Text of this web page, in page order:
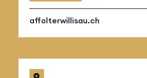
affolterwillisau.ch